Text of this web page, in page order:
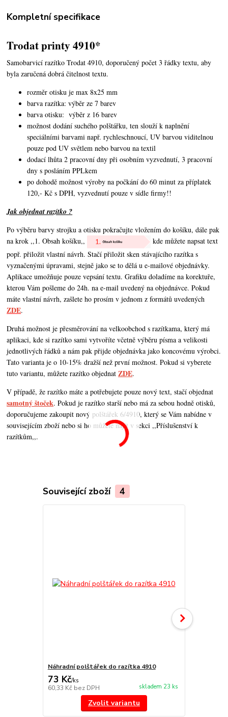
Kompletní specifikace
Trodat printy 4910*
Samobarvicí razítko Trodat 4910, doporučený počet 3 řádky textu,aby
byla zaručená dobrá čitelnost textu.
rozměr otisku je max 8x25 mm
barva razítka: výběr ze 7 barev
barva otisku: výběr z 16 barev
možnost dodání suchého polštářku, ten slouží k naplnění
speciálními barvami např. rychleschnoucí, UV barvou viditelnou
pouze pod UV světlem nebo barvou na textil
dodací lhůta 2 pracovní dny při osobním vyzvednutí, 3 pracovní
dny s posláním PPLkem
po dohodě možnost výroby na počkání do 60 minut za příplatek
120,- Kč s DPH, vyzvednutí pouze v sídle firmy!!
Jak objednat razítko ?
Po výběru barvy strojku a otisku pokračujte vložením do košíku, dále pak
na krok ,,1. Obsah košíku,,
kde můžete napsat text
popř. přiložit vlastní návrh. Stačí přiložit sken stávajícího razítka s
vyznačenými úpravami, stejně jako se to dělá u e-mailové objednávky.
Aplikace umožňuje pouze vepsání textu. Grafiku doladíme na korektuře,
kterou Vám pošleme do 24h. na e-mail uvedený na objednávce. Pokud
máte vlastní návrh,zašlete ho prosím v jednom z formátů uvedených
ZDE.
Druhá možnost je přesměrování na velkoobchod s razítkama, který má
aplikaci, kde si razítko sami vytvoříte včetně výběru písma a velikosti
jednotlivých řádků a nám pak přijde objednávka jako koncovému výrobci.
Tato varianta je o 10-15% dražší než první možnost. Pokud si vyberete
tuto variantu, můžete razítko objednatZDE.
V případě, že razítko máte a potřebujete pouze nový text, stačí objednat
samotný štoček. Pokud je razítko starší nebo má za sebou hodně otisků,
doporučujeme zakoupit nový polštářek 6/4910, který se Vám nabídne v
souvisejícím zboží nebo si ho můžete najít v sekci ,,Příslušenství k
razítkům,,.
Související zboží 4
Náhradní polštářek do razítka 4910
73 Kč/ks
60,33 Kč bez DPH skladem 23 ks
Zvolit variantu